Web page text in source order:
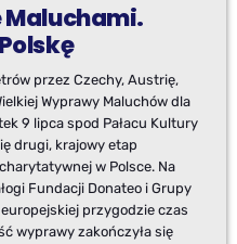
Maluchami.
przez Czechy, Austrię,
Wyprawy Maluchów dla
9 lipca spod Pałacu Kultury
drugi, krajowy etap
w Polsce. Na
Fundacji Donateo i Grupy
przygodzie czas
wyprawy zakończyła się